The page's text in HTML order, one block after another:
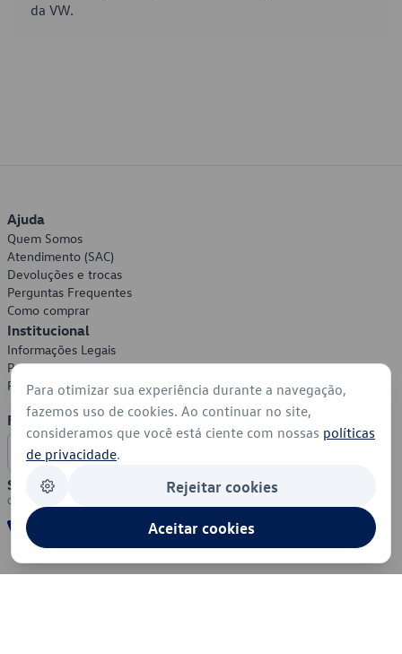
da VW.
Ajuda
Quem Somos
Atendimento (SAC)
Devoluções e trocas
Perguntas Frequentes
Como comprar
Institucional
Informações Legais
Política de Privacidade
Política de Cookies
Formas de Pagamento
Segurança
Para otimizar sua experiência durante a navegação,
fazemos uso de cookies. Ao continuar no site,
consideramos que você está ciente com nossas políticas
de privacidade.
Rejeitar cookies
Aceitar cookies